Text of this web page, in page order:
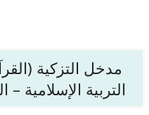
التربية الإسلامية –